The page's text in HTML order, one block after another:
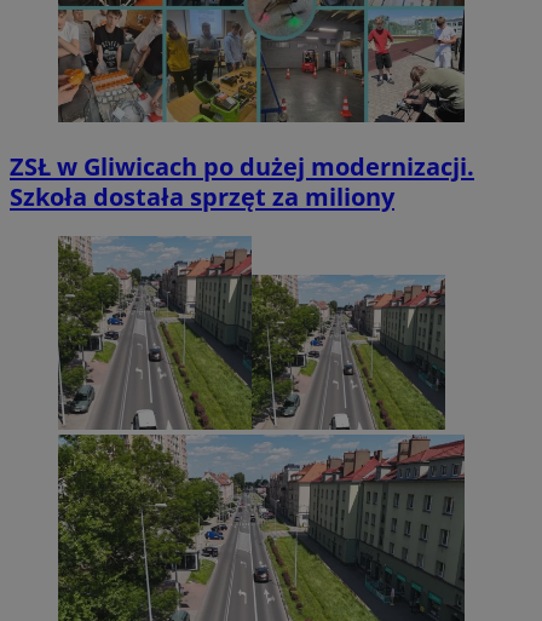
ZSŁ w Gliwicach po dużej modernizacji.
Szkoła dostała sprzęt za miliony